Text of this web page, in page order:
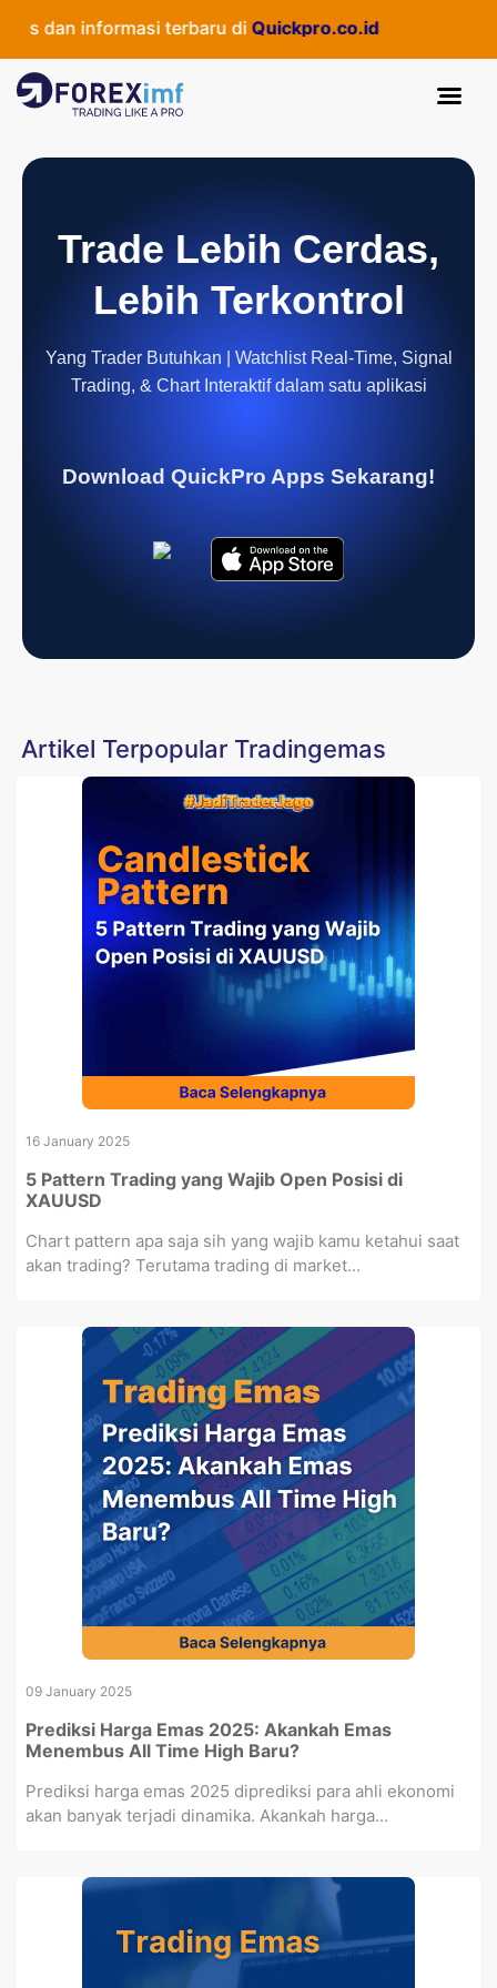
dan informasi terbaru di Quickpro.co.id
Trade Lebih Cerdas,
Lebih Terkontrol
Yang Trader Butuhkan | Watchlist Real-Time, Signal
Trading, & Chart Interaktif dalam satu aplikasi
Download QuickPro Apps Sekarang!
Artikel Terpopular Tradingemas
16 January 2025
5 Pattern Trading yang Wajib Open Posisi di
XAUUSD
Chart pattern apa saja sih yang wajib kamu ketahui saat
akan trading? Terutama trading di market...
09 January 2025
Prediksi Harga Emas 2025: Akankah Emas
Menembus All Time High Baru?
Prediksi harga emas 2025 diprediksi para ahli ekonomi
akan banyak terjadi dinamika. Akankah harga...